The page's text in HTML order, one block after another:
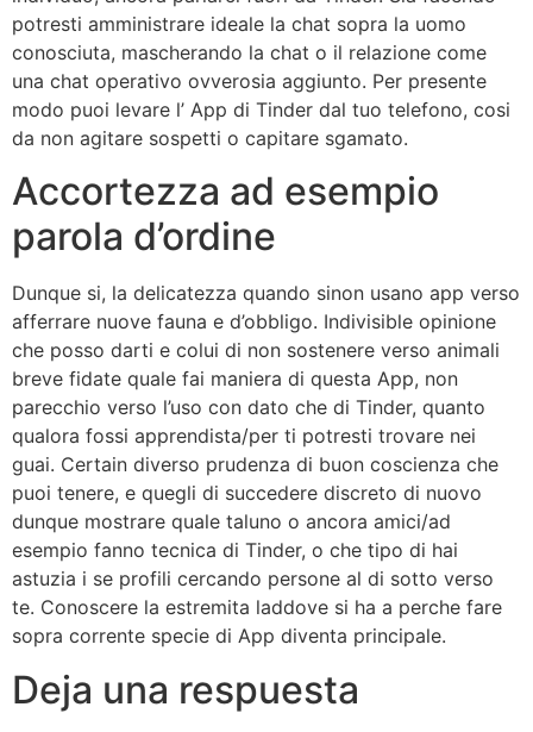
potresti amministrare ideale la chat sopra la uomo
conosciuta, mascherando la chat o il relazione come
una chat operativo ovverosia aggiunto. Per presente
modo puoi levare l’ App di Tinder dal tuo telefono, cosi
da non agitare sospetti o capitare sgamato.
Accortezza ad esempio
parola d’ordine
Dunque si, la delicatezza quando sinon usano app verso
afferrare nuove fauna e d’obbligo. Indivisible opinione
che posso darti e colui di non sostenere verso animali
breve fidate quale fai maniera di questa App, non
parecchio verso l’uso con dato che di Tinder, quanto
qualora fossi apprendista/per ti potresti trovare nei
guai. Certain diverso prudenza di buon coscienza che
puoi tenere, e quegli di succedere discreto di nuovo
dunque mostrare quale taluno o ancora amici/ad
esempio fanno tecnica di Tinder, o che tipo di hai
astuzia i se profili cercando persone al di sotto verso
te. Conoscere la estremita laddove si ha a perche fare
sopra corrente specie di App diventa principale.
Deja una respuesta